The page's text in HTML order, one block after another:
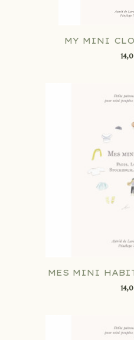
MY MINI
MES MINI